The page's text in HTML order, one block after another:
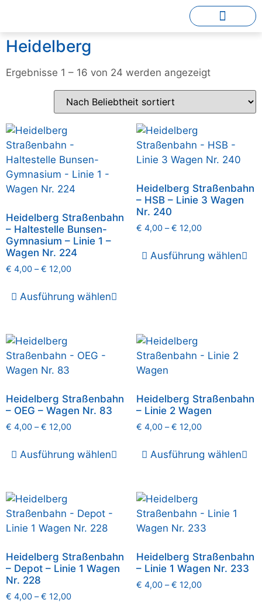
Heidelberg
Ergebnisse 1 – 16 von 24 werden angezeigt
Heidelberg Straßenbahn
– Haltestelle Bunsen-
Gymnasium – Linie 1 –
Wagen Nr. 224
€ 4,00 –€ 12,00
Ausführung wählen
Heidelberg Straßenbahn
– HSB – Linie 3 Wagen
Nr. 240
€ 4,00–€ 12,00
Ausführung wählen
Heidelberg Straßenbahn
– OEG – Wagen Nr. 83
€ 4,00 –€ 12,00
Ausführung wählen
Heidelberg Straßenbahn
– Linie 2 Wagen
€ 4,00–€ 12,00
Ausführung wählen
Heidelberg Straßenbahn
– Depot – Linie 1 Wagen
Nr. 228
€ 4,00 –€ 12,00
Heidelberg Straßenbahn
– Linie 1 Wagen Nr. 233
€ 4,00–€ 12,00